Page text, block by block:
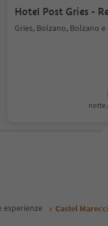
Hotel Post Gries -
Gries, Bolzano, Bolzano
notte
esperienze Castel